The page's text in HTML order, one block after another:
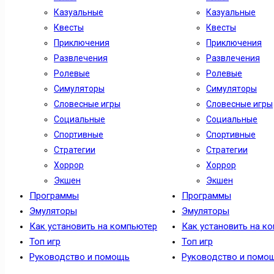
Казуальные
Квесты
Приключения
Развлечения
Ролевые
Симуляторы
Словесные игры
Социальные
Спортивные
Стратегии
Хоррор
Экшен
Программы
Эмуляторы
Как установить на компьютер
Топ игр
Руководство и помощь
Казуальные
Квесты
Приключения
Развлечения
Ролевые
Симуляторы
Словесные игры
Социальные
Спортивные
Стратегии
Хоррор
Экшен
Программы
Эмуляторы
Как установить на
Топ игр
Руководство и